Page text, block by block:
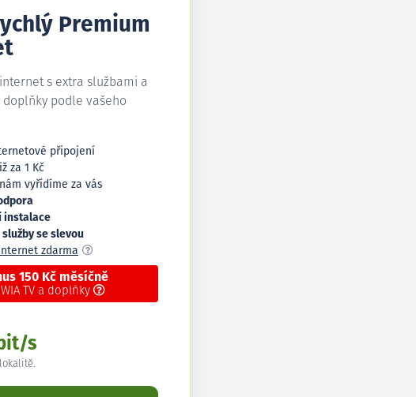
Premium
s extra službami a
doplňky podle vašeho
připojení
za 1 Kč
vyřídíme za vás
instalace
služby se slevou
zdarma
150 Kč měsíčně
TV a doplňky
s